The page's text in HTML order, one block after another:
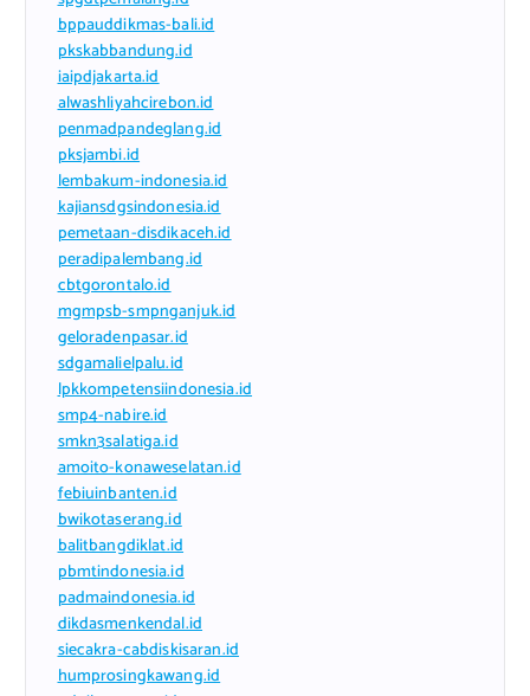
bppauddikmas-bali.id
pkskabbandung.id
iaipdjakarta.id
alwashliyahcirebon.id
penmadpandeglang.id
pksjambi.id
lembakum-indonesia.id
kajiansdgsindonesia.id
pemetaan-disdikaceh.id
peradipalembang.id
cbtgorontalo.id
mgmpsb-smpnganjuk.id
geloradenpasar.id
sdgamalielpalu.id
lpkkompetensiindonesia.id
smp4-nabire.id
smkn3salatiga.id
amoito-konaweselatan.id
febiuinbanten.id
bwikotaserang.id
balitbangdiklat.id
pbmtindonesia.id
padmaindonesia.id
dikdasmenkendal.id
siecakra-cabdiskisaran.id
humprosingkawang.id